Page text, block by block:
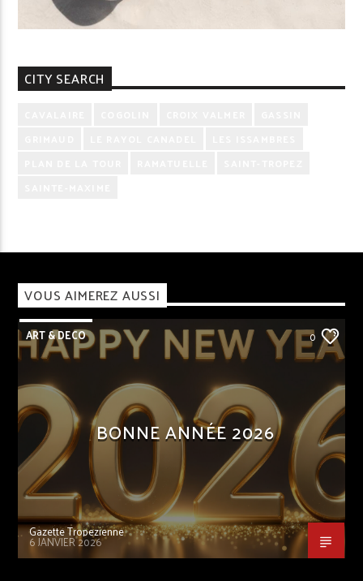
CITY SEARCH
VOUS AIMEREZ AUSSI
ART & DECO 0
BONNE ANNÉE 2026
Gazette Tropezienne
6 JANVIER 2026